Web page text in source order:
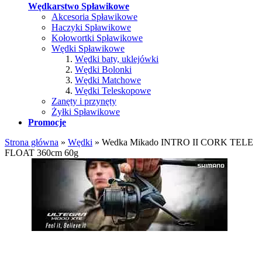
Wędkarstwo Spławikowe
Akcesoria Spławikowe
Haczyki Spławikowe
Kołowortki Spławikowe
Wędki Spławikowe
Wędki baty, uklejówki
Wędki Bolonki
Wędki Matchowe
Wędki Teleskopowe
Zanęty i przynęty
Żyłki Spławikowe
Promocje
Strona główna » Wędki » Wedka Mikado INTRO II CORK TELE
FLOAT 360cm 60g